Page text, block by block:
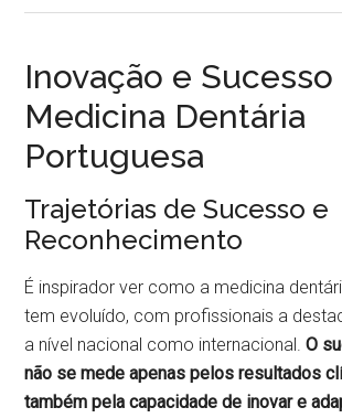
Inovação e Sucesso
Medicina Dentária
Portuguesa
Trajetórias de Sucesso e
Reconhecimento
É inspirador ver como a medicina
tem evoluído, com profissionais a
a nível nacional como internacional.O
não se mede apenas pelos resultados
também pela capacidade de inovar e